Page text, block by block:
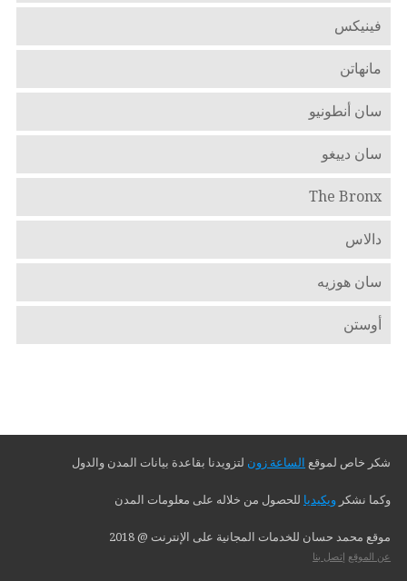
فينيكس
مانهاتن
سان أنطونيو
سان دييغو
The Bronx
دالاس
سان هوزيه
أوستن
شكر خاص لموقع الساعة زون لتزويدنا بقاعدة بيانات المدن والدول
وكما نشكر ويكيديا للحصول من خلاله على معلومات المدن
موقع محمد حسان للخدمات المجانية على الإنترنت @ 2018
عن الموقع إتصل بنا